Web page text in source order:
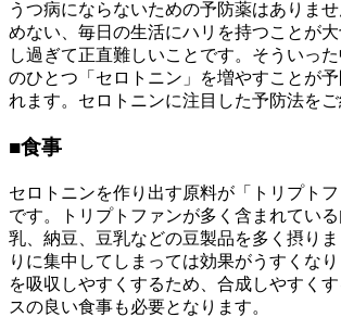
うつ病にならないための予防薬はありま
めない、毎日の生活にハリを持つことが
し過ぎて正直難しいことです。そういっ
のひとつ「セロトニン」を増やすことが
れます。セロトニンに注目した予防法をご
■食事
セロトニンを作り出す原料が「トリプト
です。トリプトファンが多く含まれてい
乳、納豆、豆乳などの豆製品を多く摂り
りに集中してしまっては効果がうすくな
を吸収しやすくするため、合成しやすく
スの良い食事も必要となります。